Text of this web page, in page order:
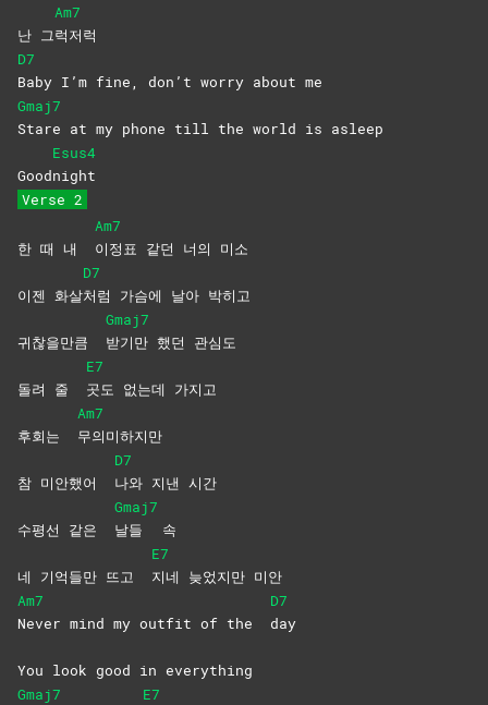
난 그
Am7
럭저럭
D7
Baby I’m fine, don’t worry about me
Gmaj7
Stare at my phone till the world is asleep
Good
Esus4
night
Verse 2
한 때 내
Am7
이정표 같던 너의 미소
이젠 화살
D7
처럼 가슴에 날아 박히고
귀찮을만큼
Gmaj7
받기만 했던 관심도
돌려 줄
E7
곳도 없는데 가지고
후회는
Am7
무의미하지만
참 미안했어
D7
나와 지낸 시간
수평선 같은
Gmaj7
날들
속
네 기억들만 뜨고
E7
지네 늦었지만 미안
Am7
Never mind my outfit of the
D7
day
You look good in everything
Gmaj7
E7